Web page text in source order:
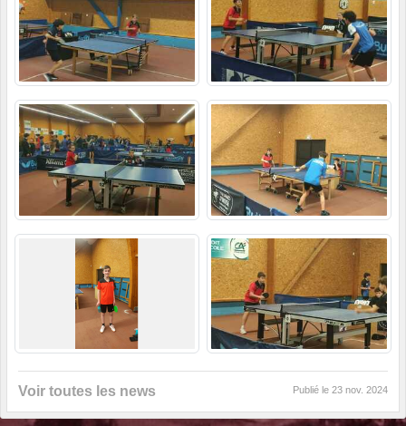
Voir toutes les news Publié le 23 nov. 2024